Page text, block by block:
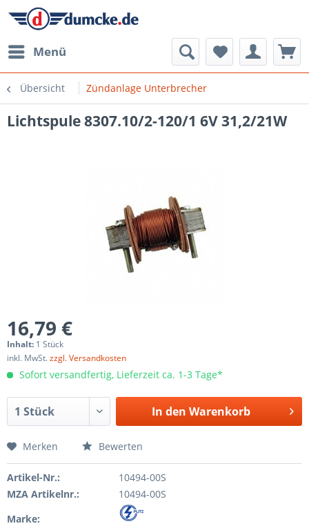
Menü
Übersicht Zündanlage Unterbrecher
Lichtspule 8307.10/2-120/1 6V 31,2/21W
16,79 €
Inhalt: 1 Stück
inkl. MwSt.zzgl. Versandkosten
Sofort versandfertig, Lieferzeit ca. 1-3 Tage*
In den Warenkorb
Merken Bewerten
Artikel-Nr.:
10494-00S
MZA Artikelnr.:
10494-00S
Marke: